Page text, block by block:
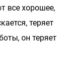
все хорошее,
теряет
он теряет